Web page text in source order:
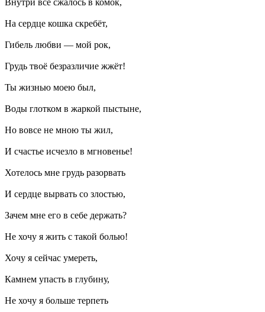
На сердце кошка скребёт,
Гибель любви — мой рок,
Грудь твоё безразличие жжёт!
Ты жизнью моею был,
Воды глотком в жаркой пыстыне,
Но вовсе не мною ты жил,
И счастье исчезло в мгновенье!
Хотелось мне грудь разорвать
И сердце вырвать со злостью,
Зачем мне его в себе держать?
Не хочу я жить с такой болью!
Хочу я сейчас умереть,
Камнем упасть в глубину,
Не хочу я больше терпеть